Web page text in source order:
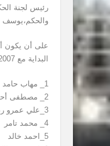
رئيس لجنة
والحكم،يوسف
على أن يكون
البداية مع 2007.
1_ مهاب حامد
2_ مصطفى أحمد محمد
3_علي عمرو رضوان
4_ محمد تامر
5_احمد خالد